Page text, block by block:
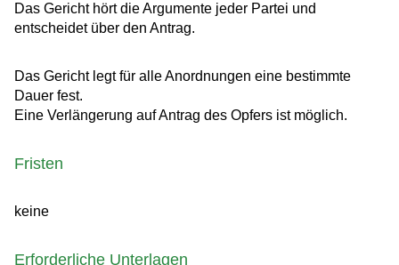
Das Gericht hört die Argumente jeder Partei und
entscheidet über den Antrag.
Das Gericht legt für alle Anordnungen eine bestimmte
Dauer fest.
Eine Verlängerung auf Antrag des Opfers ist möglich.
Fristen
keine
Erforderliche Unterlagen